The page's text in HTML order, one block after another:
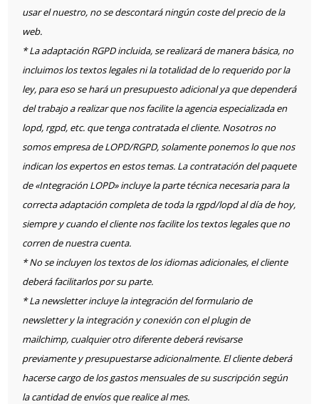
usar el nuestro, no se descontará ningún coste del precio de la
web.
* La adaptación RGPD incluida, se realizará de manera básica, no
incluimos los textos legales ni la totalidad de lo requerido por la
ley, para eso se hará un presupuesto adicional ya que dependerá
del trabajo a realizar que nos facilite la agencia especializada en
lopd, rgpd, etc. que tenga contratada el cliente. Nosotros no
somos empresa de LOPD/RGPD, solamente ponemos lo que nos
indican los expertos en estos temas. La contratación del paquete
de «Integración LOPD» incluye la parte técnica necesaria para la
correcta adaptación completa de toda la rgpd/lopd al día de hoy,
siempre y cuando el cliente nos facilite los textos legales que no
corren de nuestra cuenta.
* No se incluyen los textos de los idiomas adicionales, el cliente
deberá facilitarlos por su parte.
* La newsletter incluye la integración del formulario de
newsletter y la integración y conexión con el plugin de
mailchimp, cualquier otro diferente deberá revisarse
previamente y presupuestarse adicionalmente. El cliente deberá
hacerse cargo de los gastos mensuales de su suscripción según
la cantidad de envíos que realice al mes.